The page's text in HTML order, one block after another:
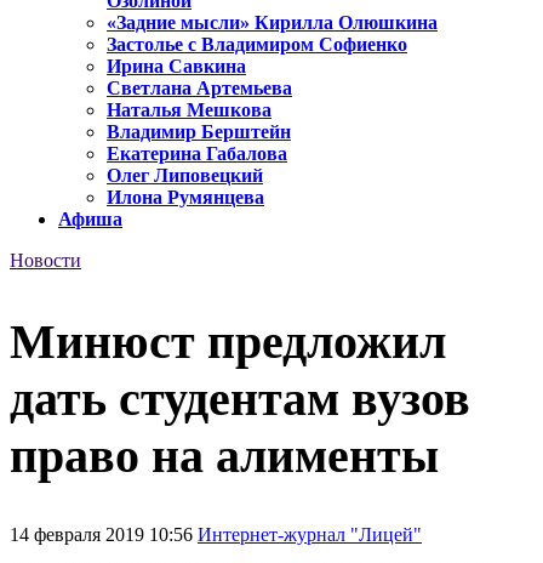
«Задние мысли» Кирилла Олюшкина
Застолье с Владимиром Софиенко
Ирина Савкина
Светлана Артемьева
Наталья Мешкова
Владимир Берштейн
Екатерина Габалова
Олег Липовецкий
Илона Румянцева
Афиша
Новости
Минюст предложил
дать студентам вузов
право на алименты
14 февраля 2019 10:56 Интернет-журнал "Лицей"